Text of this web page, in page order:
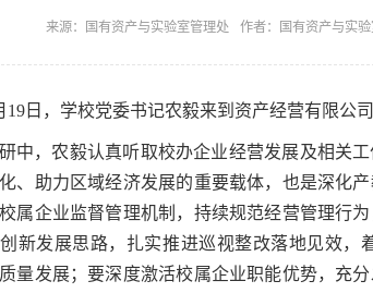
来源：国有资产与实验室管理处 作者：国有资产与实
19日，学校党委书记农毅来到资产经营有限公
中，农毅认真听取校办企业经营发展及相关
、助力区域经济发展的重要载体，也是深化
校属企业监督管理机制，持续规范经营管理行
新发展思路，扎实推进巡视整改落地见效，
量发展；要深度激活校属企业职能优势，充